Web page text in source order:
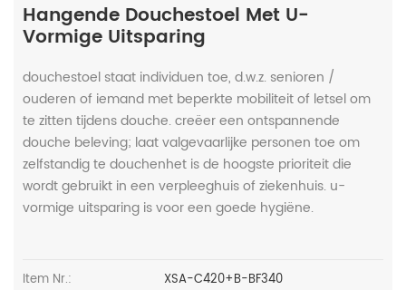
Hangende Douchestoel Met U-
Vormige Uitsparing
douchestoel staat individuen toe, d.w.z. senioren /
ouderen of iemand met beperkte mobiliteit of letsel om
te zitten tijdens douche. creëer een ontspannende
douche beleving; laat valgevaarlijke personen toe om
zelfstandig te douchenhet is de hoogste prioriteit die
wordt gebruikt in een verpleeghuis of ziekenhuis. u-
vormige uitsparing is voor een goede hygiëne.
Item Nr.:
XSA-C420+B-BF340